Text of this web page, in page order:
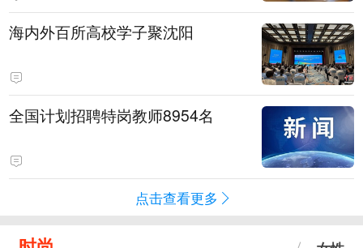
海内外百所高校学子聚沈阳
全国计划招聘特岗教师8954名
点击查看更多